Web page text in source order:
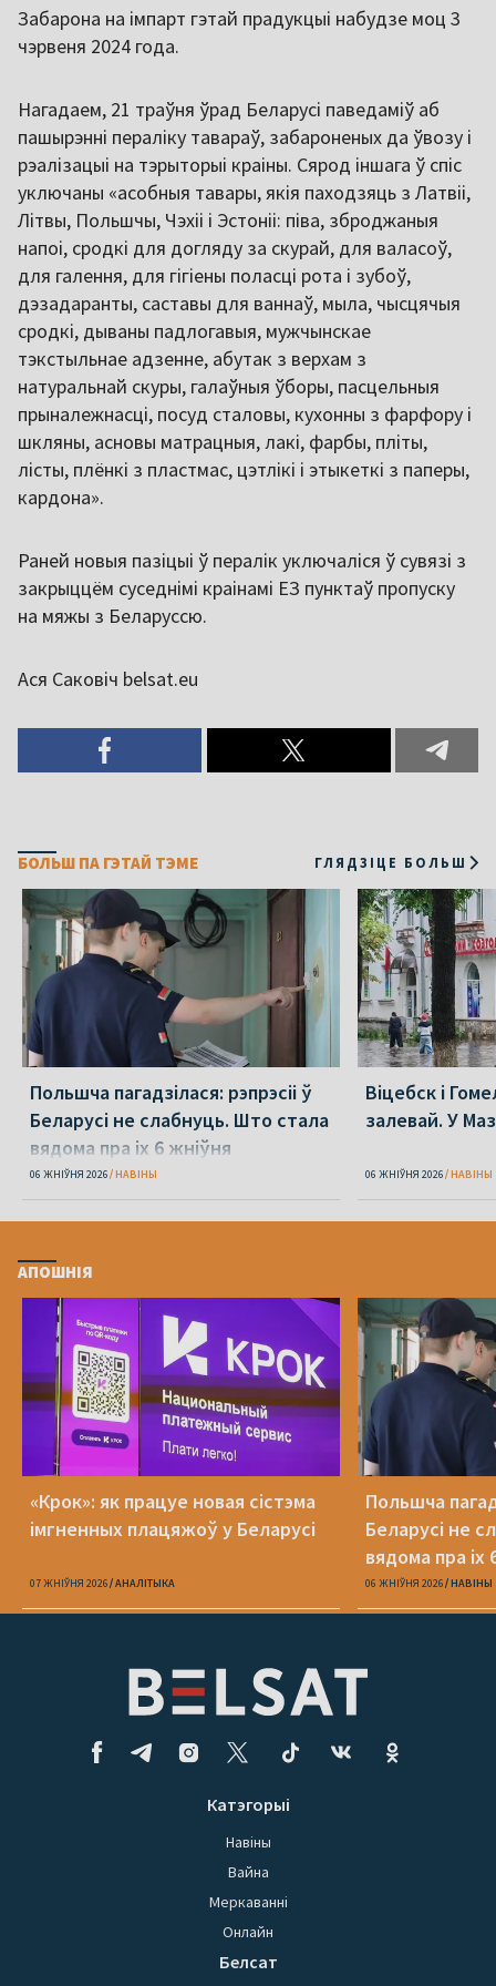
Забарона на імпарт гэтай прадукцыі набудзе моц 3
чэрвеня 2024 года.
Нагадаем, 21 траўня ўрад Беларусі паведаміў аб
пашырэнні пераліку тавараў, забароненых да ўвозу і
рэалізацыі на тэрыторыі краіны. Сярод іншага ў спіс
уключаны «асобныя тавары, якія паходзяць з Латвіі,
Літвы, Польшчы, Чэхіі і Эстоніі: піва, зброджаныя
напоі, сродкі для догляду за скурай, для валасоў,
для галення, для гігіены поласці рота і зубоў,
дэзадаранты, саставы для ваннаў, мыла, чысцячыя
сродкі, дываны падлогавыя, мужчынскае
тэкстыльнае адзенне, абутак з верхам з
натуральнай скуры, галаўныя ўборы, пасцельныя
прыналежнасці, посуд сталовы, кухонны з фарфору і
шкляны, асновы матрацныя, лакі, фарбы, пліты,
лісты, плёнкі з пластмас, цэтлікі і этыкеткі з паперы,
кардона».
Раней новыя пазіцыі ў пералік уключаліся ў сувязі з
закрыццём суседнімі краінамі ЕЗ пунктаў пропуску
на мяжы з Беларуссю.
Ася Саковіч belsat.eu
БОЛЬШ ПА ГЭТАЙ ТЭМЕ ГЛЯДЗІЦЕ БОЛЬШ
Польшча пагадзілася: рэпрэсіі ў
Беларусі не слабнуць. Што стала
вядома пра іх 6 жніўня
06 ЖНІЎНЯ 2026 НАВІНЫ
Віцебск і
залевай. У
06 ЖНІЎНЯ 2026 НАВІНЫ
АПОШНІЯ
«Крок»: як працуе новая сістэма
імгненных плацяжоў у Беларусі
07 ЖНІЎНЯ 2026 АНАЛІТЫКА
Польшча
Беларусі не
вядома пра іх
06 ЖНІЎНЯ 2026 НАВІНЫ
Катэгорыі
Навіны
Вайна
Меркаванні
Онлайн
Белсат